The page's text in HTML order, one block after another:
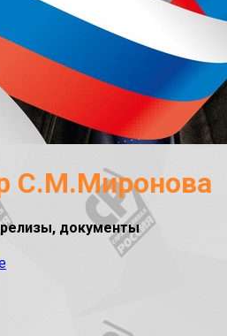
С.М.Миронова
документы